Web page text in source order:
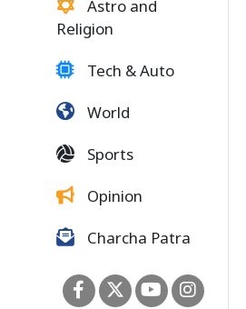
Astro and
Religion
Tech & Auto
World
Sports
Opinion
Charcha Patra